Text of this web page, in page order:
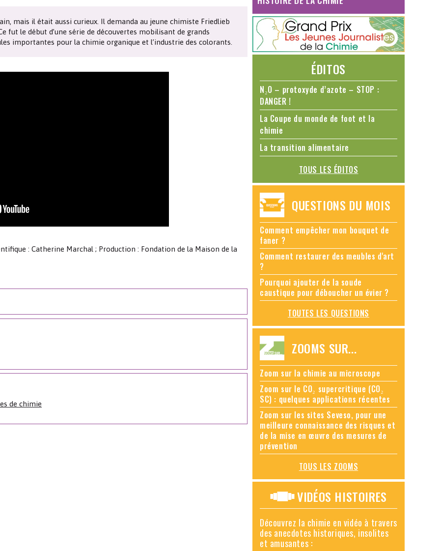
mais il était aussi curieux. Il demanda au jeune chimiste Friedlieb
fut le début d’une série de découvertes mobilisant de grands
importantes pour la chimie organique et l’industrie des colorants.
: Catherine Marchal ; Production : Fondation de la Maison de la
de chimie
ÉDITOS
N₂O – protoxyde d’azote – STOP :
DANGER !
La Coupe du monde de foot et la
chimie
La transition alimentaire
TOUS LES ÉDITOS
QUESTIONS DU MOIS
Comment empêcher mon bouquet de
faner ?
Comment restaurer des meubles d'art
?
Pourquoi ajouter de la soude
caustique pour déboucher un évier ?
TOUTES LES QUESTIONS
ZOOMS SUR...
Zoom sur la chimie au microscope
Zoom sur le CO₂ supercritique (CO₂
SC) : quelques applications récentes
Zoom sur les sites Seveso, pour une
meilleure connaissance des risques et
de la mise en œuvre des mesures de
prévention
TOUS LES ZOOMS
VIDÉOS HISTOIRES
Découvrez la chimie en vidéo à travers
des anecdotes historiques, insolites
et amusantes :
Réactions en un clin d’oeil